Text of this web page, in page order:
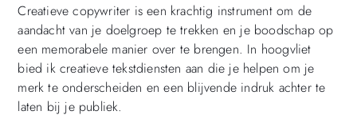
Creatieve copywriter is een krachtig instrument om de
aandacht van je doelgroep te trekken en je boodschap op
een memorabele manier over te brengen. In hoogvliet
bied ik creatieve tekstdiensten aan die je helpen om je
merk te onderscheiden en een blijvende indruk achter te
laten bij je publiek.